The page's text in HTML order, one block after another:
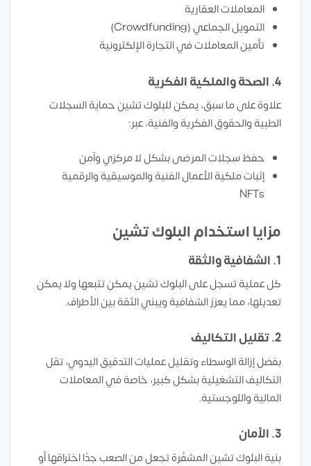
المعاملات العقارية
التمويل الجماعي (Crowdfunding)
تأمين المعاملات في التجارة الإلكترونية
4. الصحة والملكية الفكرية
علاوة على ما سبق، يمكن للبلوك تشين حماية السجلات
الطبية والحقوق الفكرية والفنية، عبر:
حفظ سجلات المرضى بشكل لا مركزي وآمن
إثبات ملكية الأعمال الفنية والموسيقية والرقمية
NFTs
مزايا استخدام البلوك تشين
1. الشفافية والثقة
كل عملية تسجل على البلوك تشين يمكن تتبعها ولا يمكن
تعديلها، مما يعزز الشفافية ويبني الثقة بين الأطراف.
2. تقليل التكاليف
بفضل إزالة الوسطاء وتقليل عمليات التدقيق اليدوي، تقل
التكاليف التشغيلية بشكل كبير، خاصة في المعاملات
المالية واللوجستية.
3. الأمان
بنية البلوك تشين المشفّرة تجعل من الصعب جدًا اختراقها أو